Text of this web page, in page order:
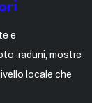
e
raduni, mostre
locale che